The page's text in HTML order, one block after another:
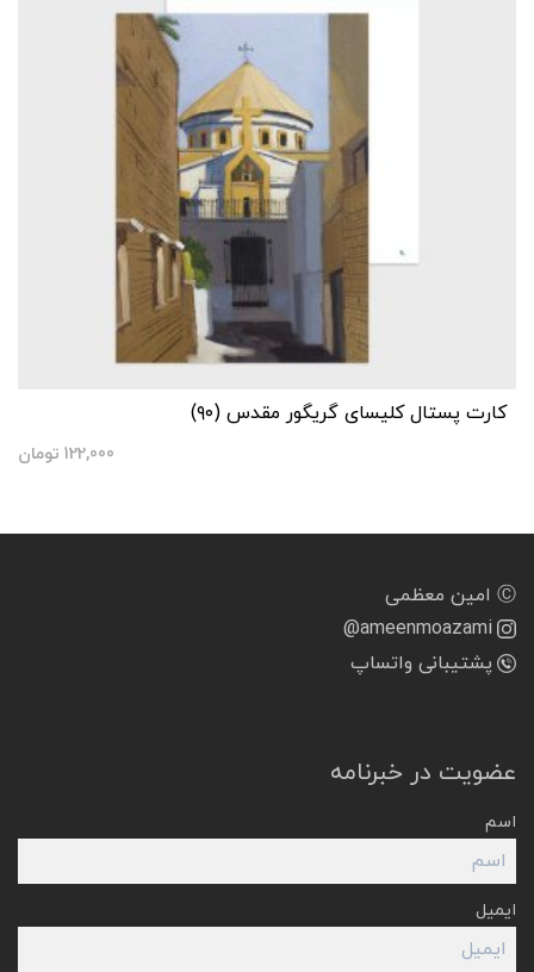
کارت پستال کلیسای گریگور مقدس (۹۰)
122,000 تومان
Ⓒ امین معظمی
@ameenmoazami
پشتیبانی واتساپ
عضویت در خبرنامه
اسم
ایمیل